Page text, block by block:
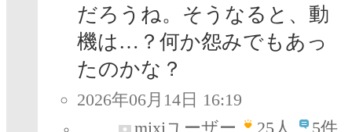
だろうね。そうなると、動
機は…？何か怨みでもあっ
たのかな？
2026年06月14日 16:19
mixiユーザー
25人 5件